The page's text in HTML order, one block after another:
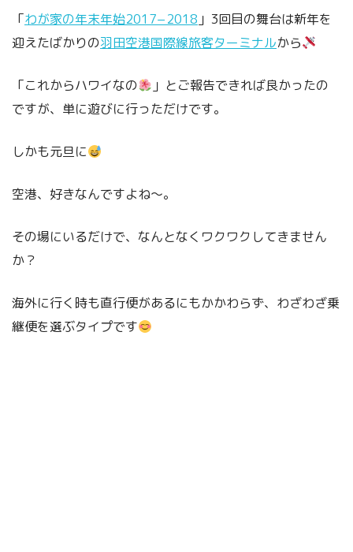
「わが家の年末年始2017−2018 」3回目の舞台は新年を
迎えたばかりの羽田空港国際線旅客ターミナルから
「これからハワイなの
」とご報告できれば良かったの
ですが、単に遊びに行っただけです。
しかも元旦に
空港、好きなんですよね〜。
その場にいるだけで、なんとなくワクワクしてきません
か？
海外に行く時も直行便があるにもかかわらず、わざわざ乗
継便を選ぶタイプです